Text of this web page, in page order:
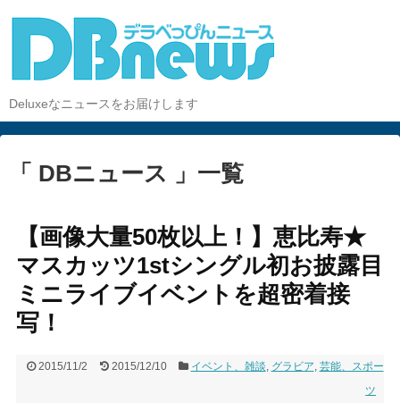
Deluxeなニュースをお届けします
「 DBニュース 」一覧
【画像大量50枚以上！】恵比寿★
マスカッツ1stシングル初お披露目
ミニライブイベントを超密着接
写！
2015/11/2 2015/12/10 イベント、雑談, グラビア, 芸能、スポー
ツ